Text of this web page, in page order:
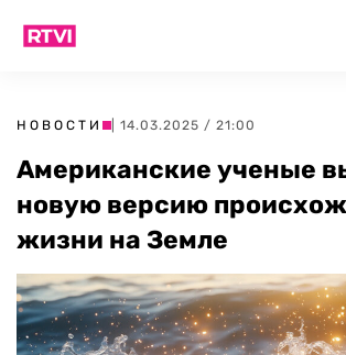
НОВОСТИ | 14.03.2025 / 21:00
Американские ученые
новую версию
жизни на Земле